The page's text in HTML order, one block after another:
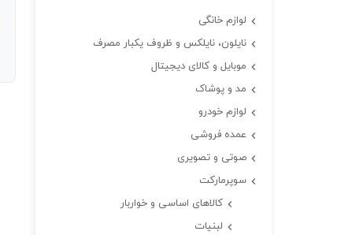
لوازم خانگی
نایلون، نایلکس و ظروف یکبار مصرف
موبایل و کالای دیجیتال
مد و پوشاک
لوازم خودرو
عمده فروشی
صوتی و تصویری
سوپرمارکت
کالاهای اساسی و خواربار
لبنیات